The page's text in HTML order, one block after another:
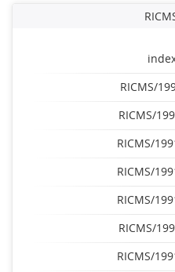
RICMS/
RICMS/
RICMS/
RICMS/
RICMS/
RICMS/
RICMS/